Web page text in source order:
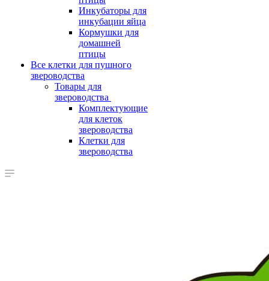
Инкубаторы для
инкубации яйца
Кормушки для
домашней
птицы
Все клетки для пушного
звероводства
Товары для
звероводства
Комплектующие
для клеток
звероводства
Клетки для
звероводства